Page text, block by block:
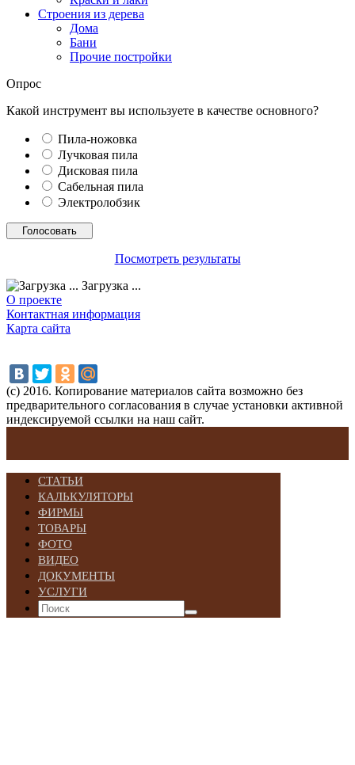
Строения из дерева
Дома
Бани
Прочие постройки
Опрос
Какой инструмент вы используете в качестве основного?
Пила-ножовка
Лучковая пила
Дисковая пила
Сабельная пила
Электролобзик
Посмотреть результаты
Загрузка ...
О проекте
Контактная информация
Карта сайта
(с) 2016. Копирование материалов сайта возможно без
предварительного согласования в случае установки активной
индексируемой ссылки на наш сайт.
СТАТЬИ
КАЛЬКУЛЯТОРЫ
ФИРМЫ
ТОВАРЫ
ФОТО
ВИДЕО
ДОКУМЕНТЫ
УСЛУГИ